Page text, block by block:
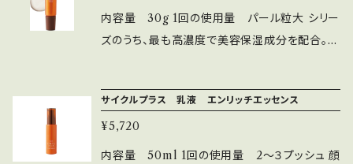
ン酸Nａ（pH調整剤）、PEG-50水添ヒマシ油、
PPG-6デシルテトラデセス-30（可溶化剤）
かい肌に。気になる毛穴の黒ずみを溶かす効果
も 石油系界面活性剤不使用 ◾️配合成分 マカダ
とし 化粧落とし スキンケア クリア 化粧落とし
無着色 無香料）
内容量 30g 1回の使用量 パール粒大 シリー
ズのうち、最も高濃度で美容保湿成分を配合。豊
長時間保湿効果を発揮します 安定型レチノール
配合で、しわ改善効果が期待できます ◾️配合成
分 保湿型/持続型ビタミンC誘導体 EGF/FGF
サイクルプラス 乳液 エンリッチエッセンス
¥5,720
内容量 50ml 1回の使用量 2〜３プッシュ 顔